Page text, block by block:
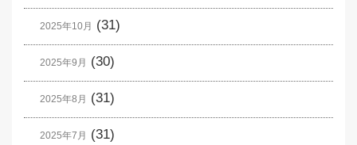
2025年10月 (31)
2025年9月 (30)
2025年8月 (31)
2025年7月 (31)